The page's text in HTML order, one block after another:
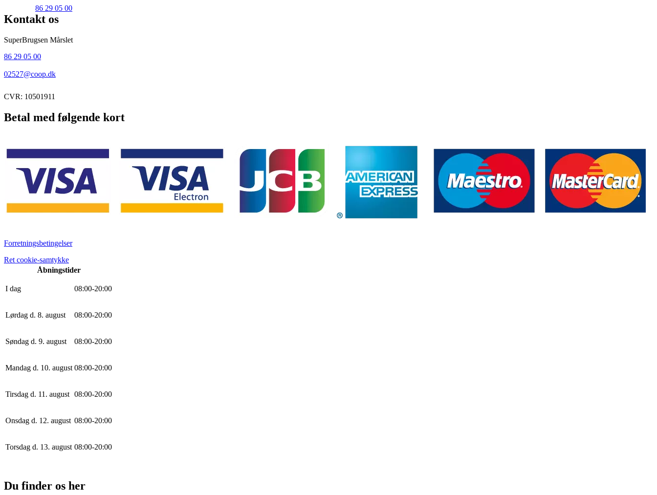
86 29 05 00
Kontakt os
SuperBrugsen Mårslet
86 29 05 00
02527@coop.dk
CVR: 10501911
Betal med følgende kort
Forretningsbetingelser
Ret cookie-samtykke
Åbningstider
I dag 08:00-20:00
Lørdag d. 8. august 08:00-20:00
Søndag d. 9. august 08:00-20:00
Mandag d. 10. august 08:00-20:00
Tirsdag d. 11. august 08:00-20:00
Onsdag d. 12. august 08:00-20:00
Torsdag d. 13. august 08:00-20:00
Du finder os her